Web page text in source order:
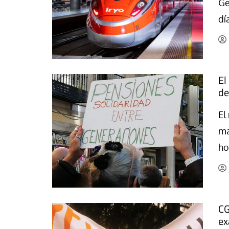
La mundialización
El amor en el mundo
Los empobrecidos por el
mundo
Radio — Mundo obrero hoy
Vidas precarias
Cine
Dos minutos
Aplicaciones
Poesía
Relato
El